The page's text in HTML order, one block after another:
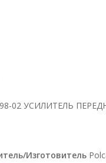
98-02 УСИЛИТЕЛЬ
Изготовитель